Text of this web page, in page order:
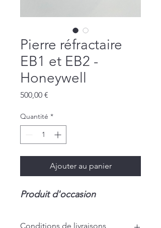
Pierre réfractaire
EB1 et EB2 -
Honeywell
500,00 €
Quantité *
Ajouter au panier
Produit d'occasion
Conditions de livraisons